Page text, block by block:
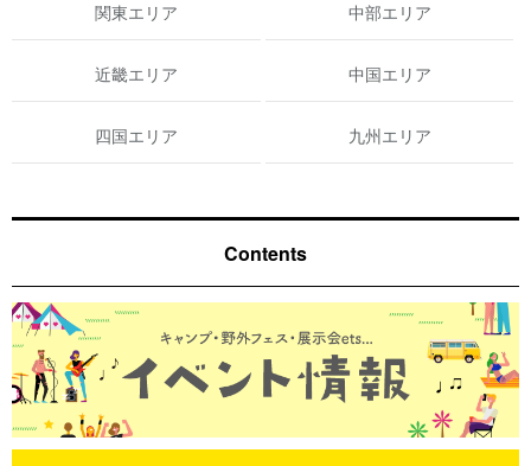
関東エリア 中部エリア
近畿エリア 中国エリア
四国エリア 九州エリア
Contents